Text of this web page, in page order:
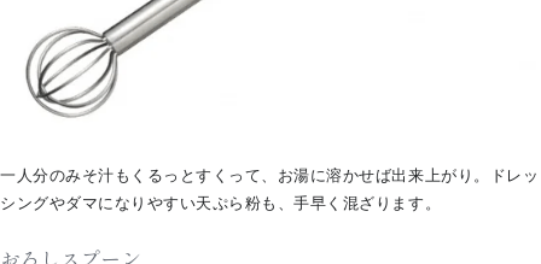
一人分のみそ汁もくるっとすくって、お湯に溶かせば出来上がり。ドレッ
シングやダマになりやすい天ぷら粉も、手早く混ざります。